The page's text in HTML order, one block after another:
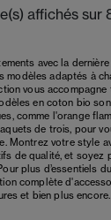
affichés sur
avec la
modèles adaptés à
vous accompagne
en coton bio
comme l'orange
de trois, pour
Montrez votre style
de qualité, et soyez
plus d’essentiels
complète
et bien plus encore.